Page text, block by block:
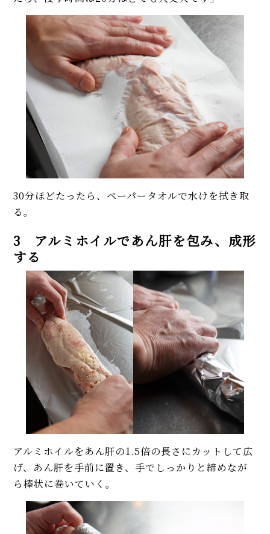
30分ほどたったら、ペーパータオルで水けを拭き取
る。
3 アルミホイルであん肝を包み、成形
する
アルミホイルをあん肝の1.5倍の長さにカットして広
げ、あん肝を手前に置き、手でしっかりと締めなが
ら棒状に巻いていく。